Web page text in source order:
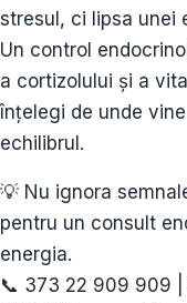
stresul, ci lipsa unei
Un control
a cortizolului și a
înțelegi de unde
echilibrul.
💡 Nu ignora
pentru un consult
energia.
📞 373 22 909 909